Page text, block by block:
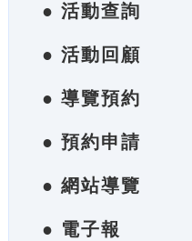
● 活動查詢
● 活動回顧
● 導覽預約
● 預約申請
● 網站導覽
● 電子報